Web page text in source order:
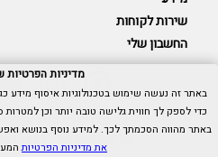
שירות לקוחות
החשבון שלי
Cubica © כל הזכויות שמורות.
אנו כאן בשבילך -
מדיניות הפרטיות
כדי לספק לך חווית גלישה טובה יותר וכן
באתר מהווה הסכמתך לכך. למידע נוסף בנושא
את מדיניות הפרטיות